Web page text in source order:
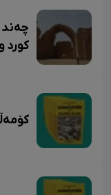
چەند
کورد